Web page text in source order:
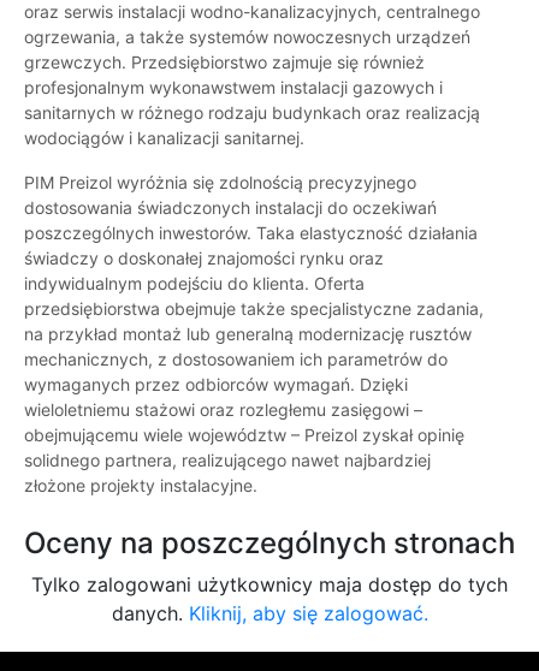
oraz serwis instalacji wodno-kanalizacyjnych, centralnego
ogrzewania, a także systemów nowoczesnych urządzeń
grzewczych. Przedsiębiorstwo zajmuje się również
profesjonalnym wykonawstwem instalacji gazowych i
sanitarnych w różnego rodzaju budynkach oraz realizacją
wodociągów i kanalizacji sanitarnej.
PIM Preizol wyróżnia się zdolnością precyzyjnego
dostosowania świadczonych instalacji do oczekiwań
poszczególnych inwestorów. Taka elastyczność działania
świadczy o doskonałej znajomości rynku oraz
indywidualnym podejściu do klienta. Oferta
przedsiębiorstwa obejmuje także specjalistyczne zadania,
na przykład montaż lub generalną modernizację rusztów
mechanicznych, z dostosowaniem ich parametrów do
wymaganych przez odbiorców wymagań. Dzięki
wieloletniemu stażowi oraz rozległemu zasięgowi –
obejmującemu wiele województw – Preizol zyskał opinię
solidnego partnera, realizującego nawet najbardziej
złożone projekty instalacyjne.
Oceny na poszczególnych stronach
Tylko zalogowani użytkownicy maja dostęp do tych
danych. Kliknij, aby się zalogować.